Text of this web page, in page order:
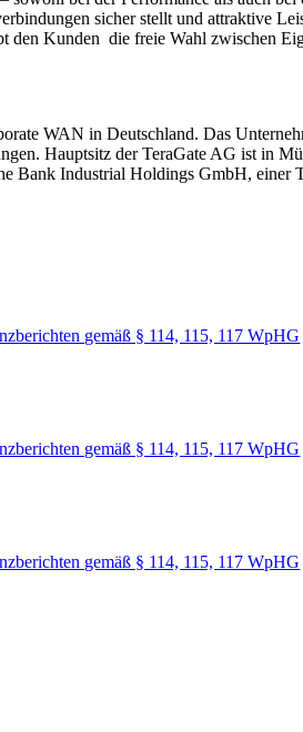
sicher stellt und attraktive
Kunden die freie Wahl zwischen
WAN in Deutschland. Das
Hauptsitz der TeraGate AG ist in
Bank Industrial Holdings GmbH,
gemäß § 114, 115, 117 WpHG
gemäß § 114, 115, 117 WpHG
gemäß § 114, 115, 117 WpHG